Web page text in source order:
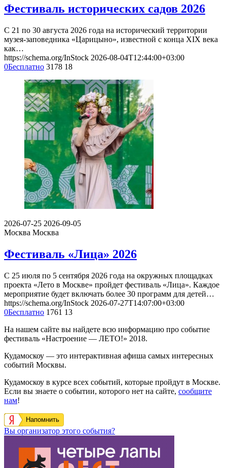
Фестиваль исторических садов 2026
С 21 по 30 августа 2026 года на исторический территории
музея-заповедника «Царицыно», известной с конца XIX века
как…
https://schema.org/InStock 2026-08-04T12:44:00+03:00
0Бесплатно 3178 18
2026-07-25 2026-09-05
Москва Москва
Фестиваль «Лица» 2026
С 25 июля по 5 сентября 2026 года на окружных площадках
проекта «Лето в Москве» пройдет фестиваль «Лица». Каждое
мероприятие будет включать более 30 программ для детей…
https://schema.org/InStock 2026-07-27T14:07:00+03:00
0Бесплатно 1761 13
На нашем сайте вы найдете всю информацию про событие
фестиваль «Настроение — ЛЕТО!» 2018.
Кудамоскоу — это интерактивная афиша самых интересных
событий Москвы.
Кудамоскоу в курсе всех событий, которые пройдут в Москве.
Если вы знаете о событии, которого нет на сайте, сообщите
нам!
Напомнить
Вы организатор этого события?